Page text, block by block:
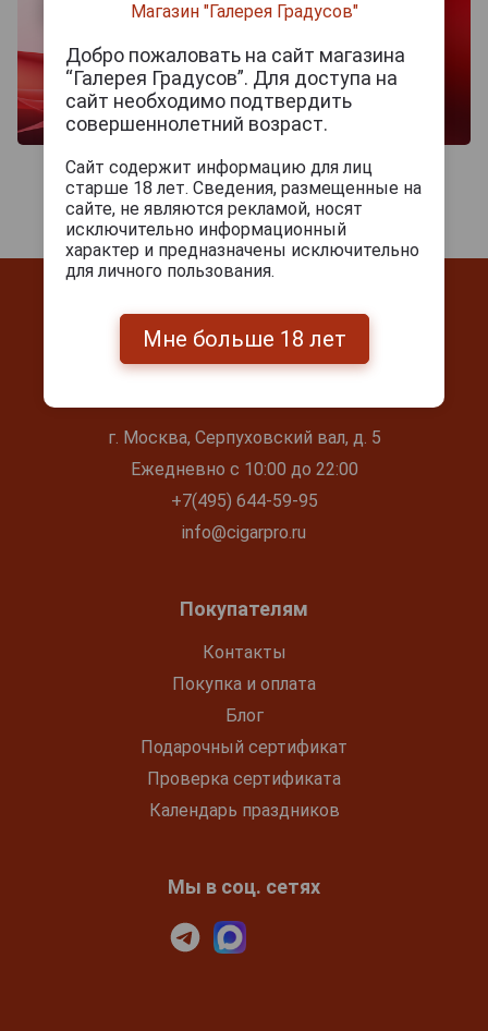
г. Москва, Серпуховский вал, д. 5
Ежедневно с 10:00 до 22:00
+7(495) 644-59-95
info@cigarpro.ru
Покупателям
Контакты
Покупка и оплата
Блог
Подарочный сертификат
Проверка сертификата
Календарь праздников
Мы в соц. сетях
Магазин "Галерея Градусов"
Добро пожаловать на сайт магазина
“Галерея Градусов”. Для доступа на
сайт необходимо подтвердить
совершеннолетний возраст.
Сайт содержит информацию для лиц
старше 18 лет. Сведения, размещенные на
сайте, не являются рекламой, носят
исключительно информационный
характер и предназначены исключительно
для личного пользования.
Мне больше 18 лет